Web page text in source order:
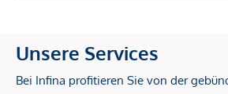
Unsere Services
Bei Infina profitieren Sie von der